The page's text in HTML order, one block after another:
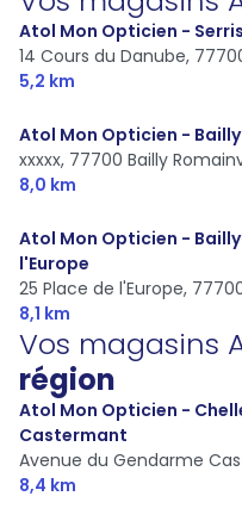
Atol Mon Opticien -
14 Cours du Danube,
5,2 km
Atol Mon Opticien -
xxxxx, 77700 Bailly
8,0 km
Atol Mon Opticien -
l'Europe
25 Place de l'Europe,
8,1 km
Vos magasins
région
Atol Mon Opticien -
Castermant
Avenue du Gendarme
8,4 km